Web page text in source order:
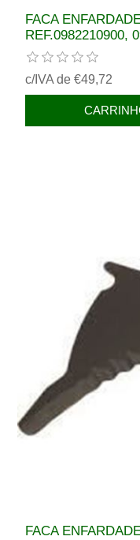
FACA
REF.0982210900,
c/IVA de €49,72
FACA